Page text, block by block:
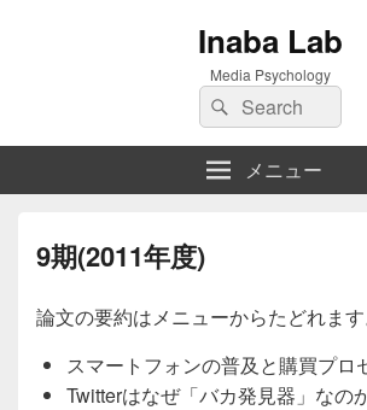
Inaba Lab
Media Psychology
検
索:
検
索
メニュー
9期(2011年度)
論文の要約はメニューからたどれます
スマートフォンの普及と購買プロ
Twitterはなぜ「バカ発見器」なの